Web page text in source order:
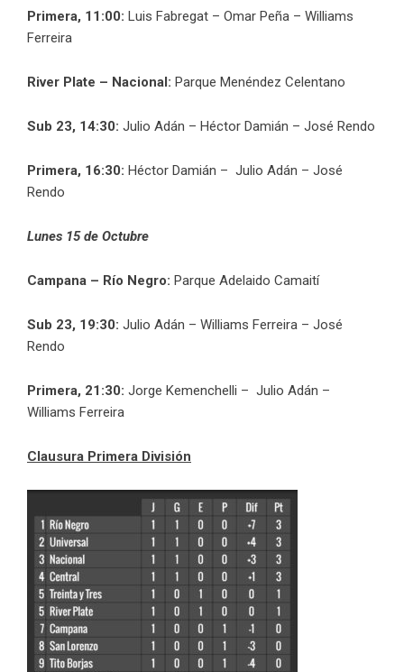
Primera, 11:00: Luis Fabregat – Omar Peña – Williams
Ferreira
River Plate – Nacional: Parque Menéndez Celentano
Sub 23, 14:30: Julio Adán – Héctor Damián – José Rendo
Primera, 16:30: Héctor Damián – Julio Adán – José
Rendo
Lunes 15 de Octubre
Campana – Río Negro: Parque Adelaido Camaití
Sub 23, 19:30: Julio Adán – Williams Ferreira – José
Rendo
Primera, 21:30: Jorge Kemenchelli – Julio Adán –
Williams Ferreira
Clausura Primera División